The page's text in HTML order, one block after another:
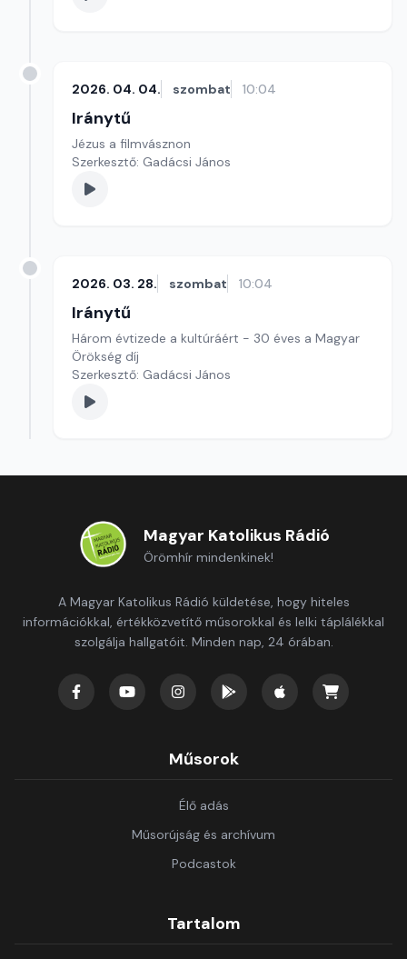
2026. 04. 04. szombat 10:04
Iránytű
Jézus a filmvásznon
Szerkesztő: Gadácsi János
2026. 03. 28. szombat 10:04
Iránytű
Három évtizede a kultúráért - 30 éves a Magyar
Örökség díj
Szerkesztő: Gadácsi János
Magyar Katolikus Rádió
Örömhír mindenkinek!
A Magyar Katolikus Rádió küldetése, hogy hiteles
információkkal, értékközvetítő műsorokkal és lelki táplálékkal
szolgálja hallgatóit. Minden nap, 24 órában.
Műsorok
Élő adás
Műsorújság és archívum
Podcastok
Tartalom